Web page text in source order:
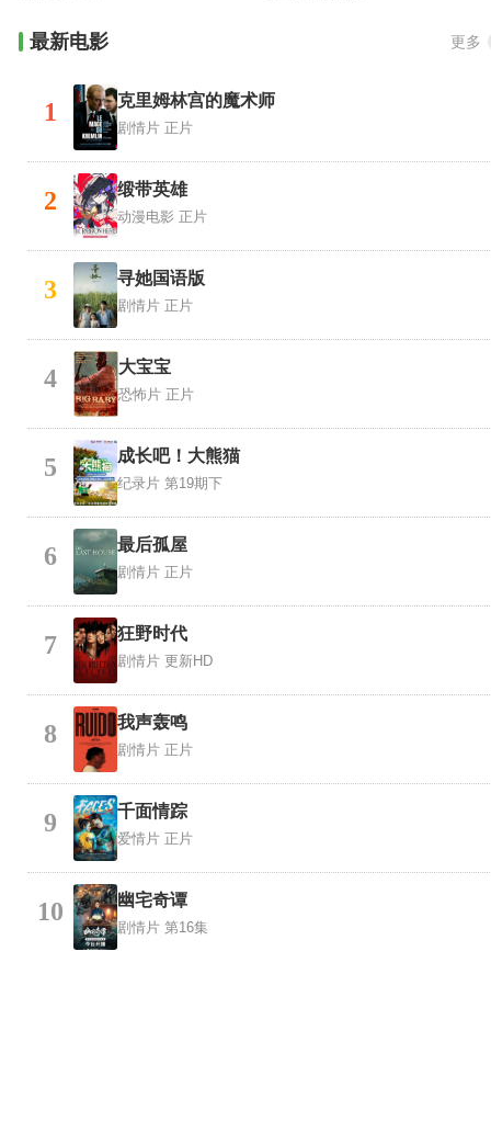
最新电影 更多
1 克里姆林宫的魔术师
剧情片 正片
2 缎带英雄
动漫电影 正片
3 寻她国语版
剧情片 正片
4 大宝宝
恐怖片 正片
5 成长吧！大熊猫
纪录片 第19期下
6 最后孤屋
剧情片 正片
7 狂野时代
剧情片 更新HD
8 我声轰鸣
剧情片 正片
9 千面情踪
爱情片 正片
10 幽宅奇谭
剧情片 第16集